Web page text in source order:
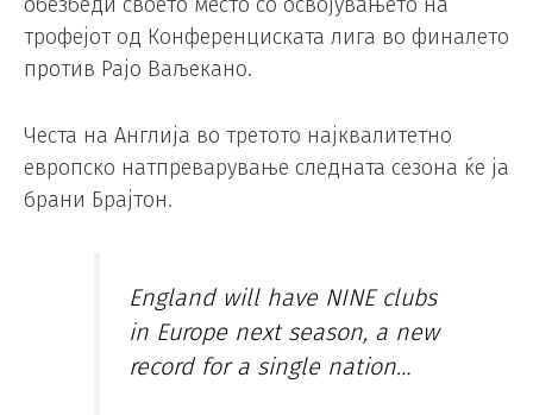
обезбеди своето место со освојувањето на
трофејот од Конференциската лига во финалето
против Рајо Ваљекано.
Честа на Англија во третото најквалитетно
европско натпреварување следната сезона ќе ја
брани Брајтон.
England will have NINE clubs
in Europe next season, a new
record for a single nation…